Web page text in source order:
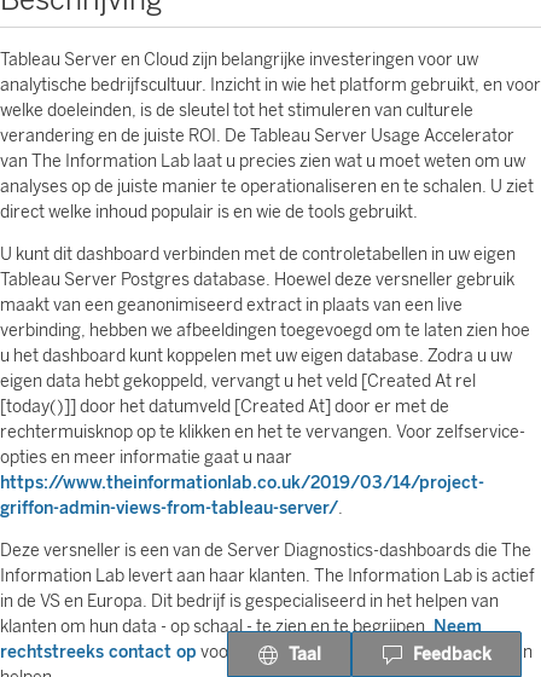
Tableau Server en Cloud zijn belangrijke investeringen voor uw
analytische bedrijfscultuur. Inzicht in wie het platform gebruikt, en voor
welke doeleinden, is de sleutel tot het stimuleren van culturele
verandering en de juiste ROI. De Tableau Server Usage Accelerator
van The Information Lab laat u precies zien wat u moet weten om uw
analyses op de juiste manier te operationaliseren en te schalen. U ziet
direct welke inhoud populair is en wie de tools gebruikt.
U kunt dit dashboard verbinden met de controletabellen in uw eigen
Tableau Server Postgres database. Hoewel deze versneller gebruik
maakt van een geanonimiseerd extract in plaats van een live
verbinding, hebben we afbeeldingen toegevoegd om te laten zien hoe
u het dashboard kunt koppelen met uw eigen database. Zodra u uw
eigen data hebt gekoppeld, vervangt u het veld [Created At rel
[today()]] door het datumveld [Created At] door er met de
rechtermuisknop op te klikken en het te vervangen. Voor zelfservice-
opties en meer informatie gaat u naar
https://www.theinformationlab.co.uk/2019/03/14/project-
griffon-admin-views-from-tableau-server/.
Deze versneller is een van de Server Diagnostics-dashboards die The
Information Lab levert aan haar klanten. The Information Lab is actief
in de VS en Europa. Dit bedrijf is gespecialiseerd in het helpen van
klanten om hun data - op schaal - te zien en te begrijpen.Neem
rechtstreeks contact op voor meer informatie over hoe ze u kunnen
Taal Feedback